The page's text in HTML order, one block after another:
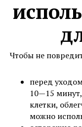
Чтобы не
перед
10—15
клетки,
можно